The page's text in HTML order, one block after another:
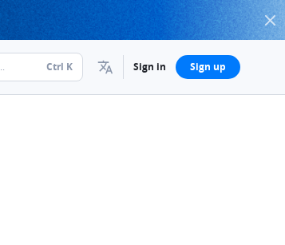
Ctrl K Sign in Sign up